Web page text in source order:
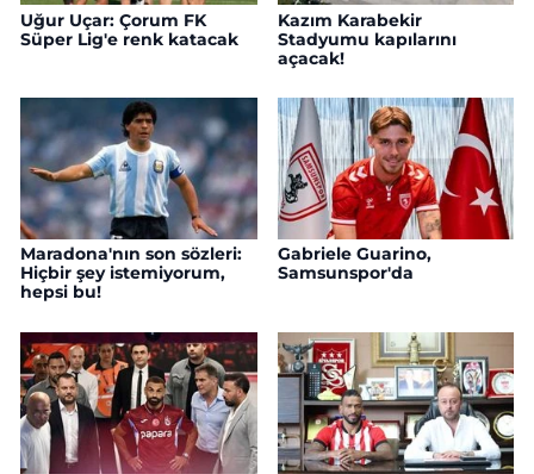
Uğur Uçar: Çorum FK
Süper Lig'e renk katacak
Kazım Karabekir
Stadyumu kapılarını
açacak!
Maradona'nın son sözleri:
Hiçbir şey istemiyorum,
hepsi bu!
Gabriele Guarino,
Samsunspor'da